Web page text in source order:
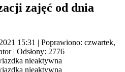
zajęć od dnia
15:31
Poprawiono: czwartek,
| Odsłony: 2776